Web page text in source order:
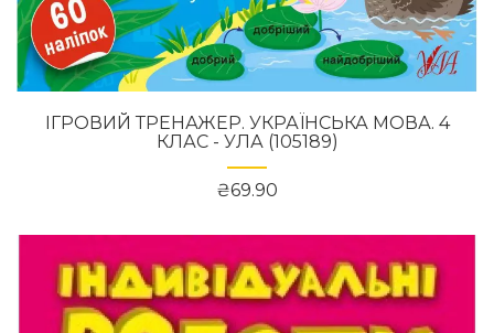
ІГРОВИЙ ТРЕНАЖЕР. УКРАЇНСЬКА МОВА. 4
КЛАС - УЛА (105189)
₴69.90